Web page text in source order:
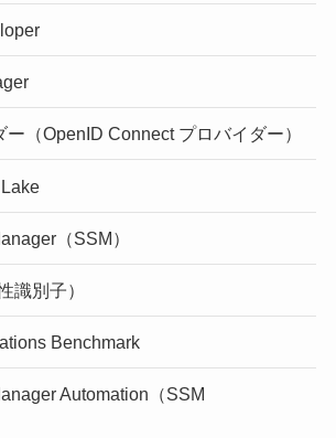
（OpenID Connect プロバイダー）
（SSM）
識別子）
Benchmark
Automation（SSM